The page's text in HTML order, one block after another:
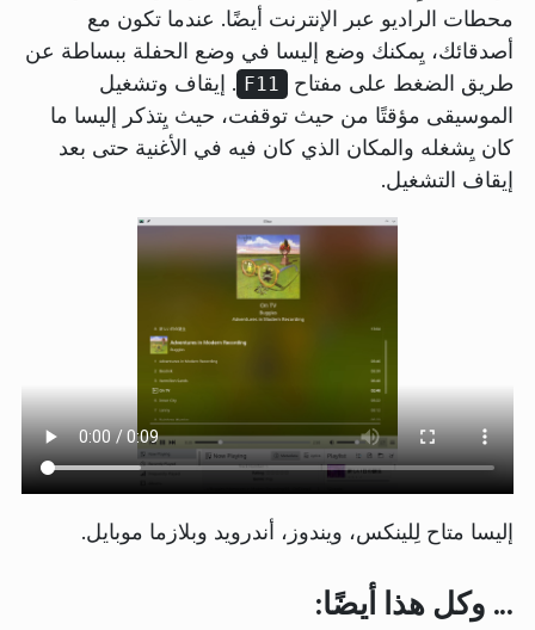
محطات الراديو عبر الإنترنت أيضًا. عندما تكون مع
أصدقائك، يِمكنك وضع إليسا في وضع الحفلة ببساطة عن
طريق الضغط على مفتاح
F11 . إيقاف وتشغيل
الموسيقى مؤقتًا من حيث توقفت، حيث يِتذكر إليسا ما
كان يِشغله والمكان الذي كان فيه في الأغنية حتى بعد
إيقاف التشغيل.
إليسا متاح لِلينكس، ويندوز، أندرويد وبلازما موبايل.
... وكل هذا أيضًا: